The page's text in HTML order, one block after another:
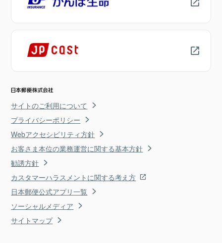
サイトのご利用について
プライバシーポリシー
Webアクセシビリティ方針
お客さま本位の業務運営に関する基本方針
勧誘方針
カスタマーハラスメントに関する考え方
日本郵便公式アプリ一覧
ソーシャルメディア
サイトマップ